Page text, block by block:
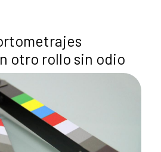
otro rollo sin odio